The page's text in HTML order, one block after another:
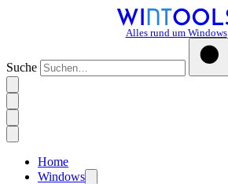
Alles rund um Windows
Suche
Home
Windows